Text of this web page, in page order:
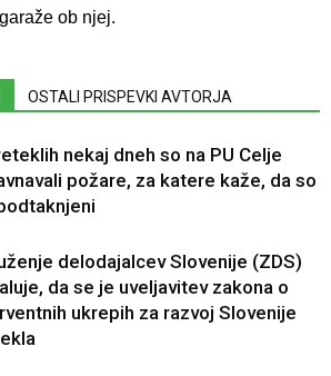
ob njej.
OSTALI PRISPEVKI AVTORJA
nekaj dneh so na PU Celje
požare, za katere kaže, da so
delodajalcev Slovenije (ZDS)
da se je uveljavitev zakona o
ukrepih za razvoj Slovenije